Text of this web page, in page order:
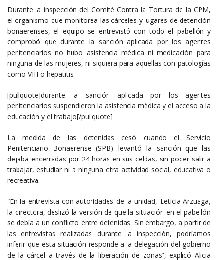
Durante la inspección del Comité Contra la Tortura de la CPM,
el organismo que monitorea las cárceles y lugares de detención
bonaerenses, el equipo se entrevistó con todo el pabellón y
comprobó que durante la sanción aplicada por los agentes
penitenciarios no hubo asistencia médica ni medicación para
ninguna de las mujeres, ni siquiera para aquellas con patologías
como VIH o hepatitis.
[pullquote]durante la sanción aplicada por los agentes
penitenciarios suspendieron la asistencia médica y el acceso a la
educación y el trabajo[/pullquote]
La medida de las detenidas cesó cuando el Servicio
Penitenciario Bonaerense (SPB) levantó la sanción que las
dejaba encerradas por 24 horas en sus celdas, sin poder salir a
trabajar, estudiar ni a ninguna otra actividad social, educativa o
recreativa.
“En la entrevista con autoridades de la unidad, Leticia Arzuaga,
la directora, deslizó la versión de que la situación en el pabellón
se debía a un conflicto entre detenidas. Sin embargo, a partir de
las entrevistas realizadas durante la inspección, podríamos
inferir que esta situación responde a la delegación del gobierno
de la cárcel a través de la liberación de zonas”, explicó Alicia